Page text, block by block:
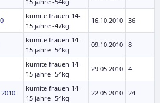
kumite frauen 14-
15 jahre -47kg
16.10.2010 36
kumite frauen 14-
15 jahre -54kg
09.10.2010 8
kumite frauen 14-
15 jahre -54kg
29.05.2010 4
kumite frauen 14-
15 jahre -54kg
22.05.2010 24